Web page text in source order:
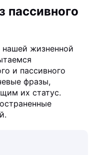
жизненной
и пассивного
фразы,
их статус.